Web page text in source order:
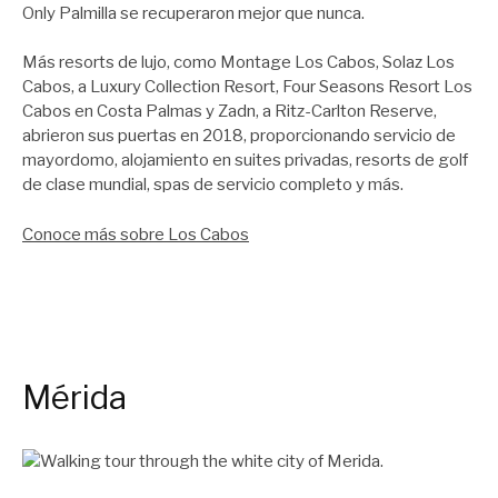
Only Palmilla se recuperaron mejor que nunca.
Más resorts de lujo, como Montage Los Cabos, Solaz Los
Cabos, a Luxury Collection Resort, Four Seasons Resort Los
Cabos en Costa Palmas y Zadn, a Ritz-Carlton Reserve,
abrieron sus puertas en 2018, proporcionando servicio de
mayordomo, alojamiento en suites privadas, resorts de golf
de clase mundial, spas de servicio completo y más.
Conoce más sobre Los Cabos
Mérida